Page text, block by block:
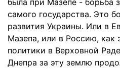
была при Мазепе - борьба
самого государства. Это
развития Украины. Или в
Мазепа, или в Россию, как
политики в Верховной
Днепра за эту землю